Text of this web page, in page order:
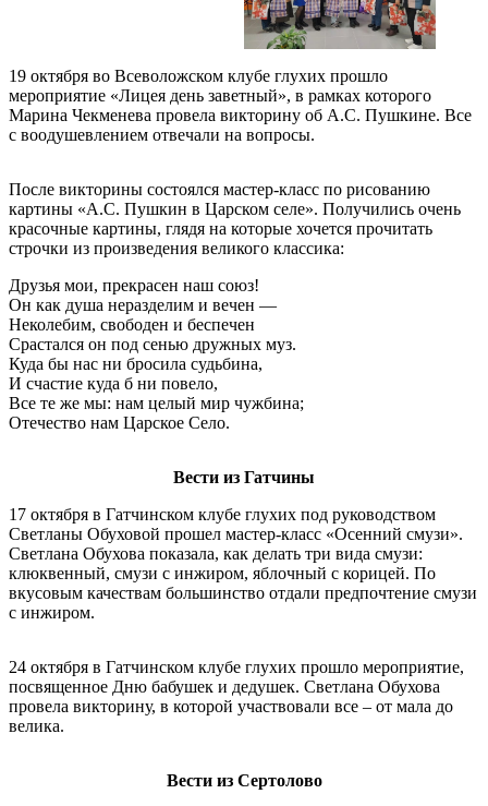
19 октября во Всеволожском клубе глухих прошло
мероприятие «Лицея день заветный», в рамках которого
Марина Чекменева провела викторину об А.С. Пушкине. Все
с воодушевлением отвечали на вопросы.
После викторины состоялся мастер-класс по рисованию
картины «А.С. Пушкин в Царском селе». Получились очень
красочные картины, глядя на которые хочется прочитать
строчки из произведения великого классика:
Друзья мои, прекрасен наш союз!
Он как душа неразделим и вечен —
Неколебим, свободен и беспечен
Срастался он под сенью дружных муз.
Куда бы нас ни бросила судьбина,
И счастие куда б ни повело,
Все те же мы: нам целый мир чужбина;
Отечество нам Царское Село.
Вести из Гатчины
17 октября в Гатчинском клубе глухих под руководством
Светланы Обуховой прошел мастер-класс «Осенний смузи».
Светлана Обухова показала, как делать три вида смузи:
клюквенный, смузи с инжиром, яблочный с корицей. По
вкусовым качествам большинство отдали предпочтение смузи
с инжиром.
24 октября в Гатчинском клубе глухих прошло мероприятие,
посвященное Дню бабушек и дедушек. Светлана Обухова
провела викторину, в которой участвовали все – от мала до
велика.
Вести из Сертолово